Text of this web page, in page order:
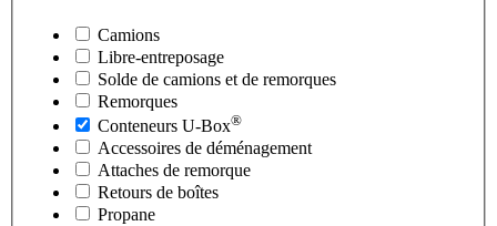
Camions
Libre-entreposage
Solde de camions et de remorques
Remorques
Conteneurs U-Box®
Accessoires de déménagement
Attaches de remorque
Retours de boîtes
Propane